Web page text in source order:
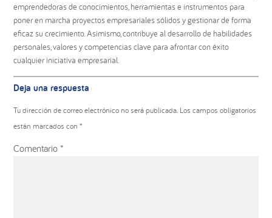
emprendedoras de conocimientos, herramientas e instrumentos para
poner en marcha proyectos empresariales sólidos y gestionar de forma
eficaz su crecimiento. Asimismo, contribuye al desarrollo de habilidades
personales, valores y competencias clave para afrontar con éxito
cualquier iniciativa empresarial.
Interacciones
con
los
lectores
Deja una respuesta
Tu dirección de correo electrónico no será publicada. Los campos obligatorios
están marcados con*
Comentario*